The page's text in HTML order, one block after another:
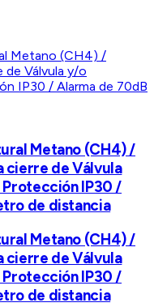
Metano (CH4) /
cierre de Válvula
IP30 /
de distancia
Metano (CH4) /
cierre de Válvula
IP30 /
de distancia